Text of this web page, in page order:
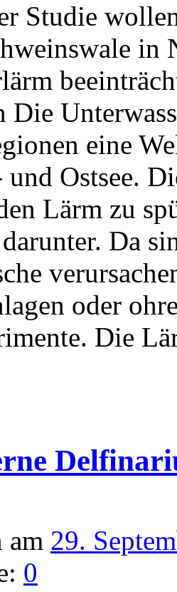
Studie
in
Die
eine
Ostsee.
Lärm zu
Da
oder
Die
am 29.
0